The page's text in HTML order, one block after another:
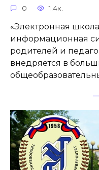
0 1.4к.
«Электронная
информационная
родителей и
внедряется в